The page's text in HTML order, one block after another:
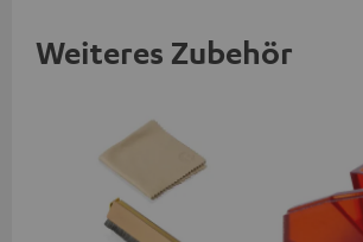
Weiteres Zubehör